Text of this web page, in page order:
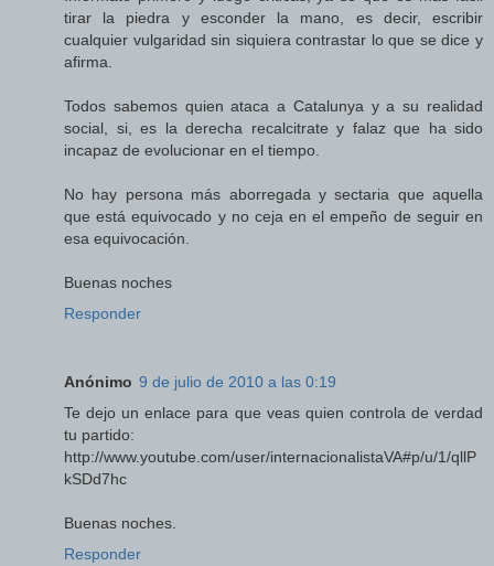
tirar la piedra y esconder la mano, es decir, escribir
cualquier vulgaridad sin siquiera contrastar lo que se dice y
afirma.
Todos sabemos quien ataca a Catalunya y a su realidad
social, si, es la derecha recalcitrate y falaz que ha sido
incapaz de evolucionar en el tiempo.
No hay persona más aborregada y sectaria que aquella
que está equivocado y no ceja en el empeño de seguir en
esa equivocación.
Buenas noches
Responder
Anónimo 9 de julio de 2010 a las 0:19
Te dejo un enlace para que veas quien controla de verdad
tu partido:
http://www.youtube.com/user/internacionalistaVA#p/u/1/qllP
kSDd7hc
Buenas noches.
Responder